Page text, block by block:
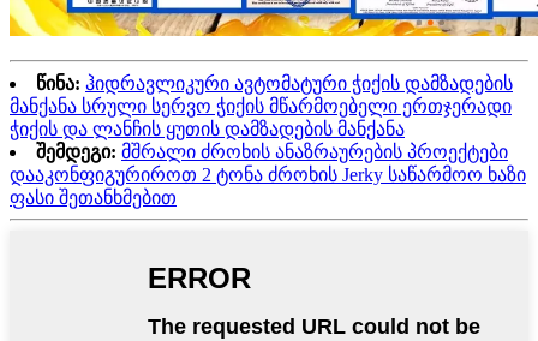
წინა: ჰიდრავლიკური ავტომატური ჭიქის დამზადების
მანქანა სრული სერვო ჭიქის მწარმოებელი ერთჯერადი
ჭიქის და ლანჩის ყუთის დამზადების მანქანა
შემდეგი: მშრალი ძროხის ანაზრაურების პროექტები
დააკონფიგურიროთ 2 ტონა ძროხის Jerky საწარმოო ხაზი
ფასი შეთანხმებით